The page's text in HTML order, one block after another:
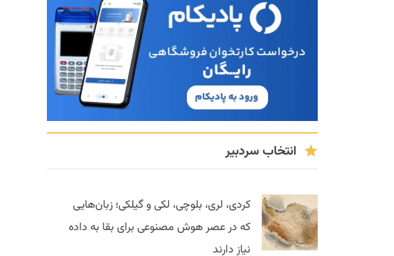
انتخاب سردبیر
کردی، لری، بلوچی، لکی و گیلکی؛ زبان‌هایی
که در عصر هوش مصنوعی برای بقا به داده
نیاز دارند